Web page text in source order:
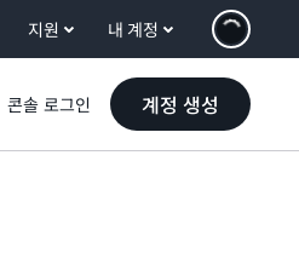
지원 내 계정
콘솔 로그인 계정 생성